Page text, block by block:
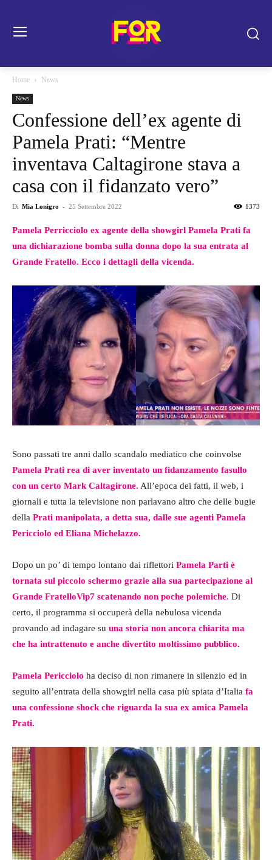
Home News
News
Confessione dell’ex agente di
Pamela Prati: “Mentre
inventava Caltagirone stava a
casa con il fidanzato vero”
Di Mia Lonigro - 25 Settembre 2022 1373
Pamela Perricciolo ex agente della showgirl Pamela Prati fa
una dichiarazione bomba sulla donna dopo la sua entrata al
Grande Fratello. Ecco i dettagli della vicenda.
Sono passati tre anni dallo scandalo mediatico che coinvolse
Pamela Prati rea di aver inventato un fidanzamento fasullo
con un certo Mark Caltagirone. All’epoca dei fatti, il web, i
giornali e tutta la televisione non parlavano altro che delle bugie
della Prati manipolata, a detta sua, dalle sue agenti Pamela
Pericciolo ed Eliana Michelazzo.
Dopo un po’ di tempo lontano dai riflettori Pamela Parti è
tornata sul piccolo schermo grazie alla sua partecipazione al
Grande FratelloVip7 scatenando non poche polemiche. Di
certo, il programma si occuperà della nebulosa vicenda
provando ad indagare su una storia non ancora chiarita ma
che ha intrattenuto e anche divertito moltissimo pubblico.
Pamela Pericciolo ha deciso di non rimanere in silenzio ed in
seguito all’entrata della showgirl nella casa più spiata d’Italia fa
una confessione shock che riguarda la sua ex amica Pamela
Prati.